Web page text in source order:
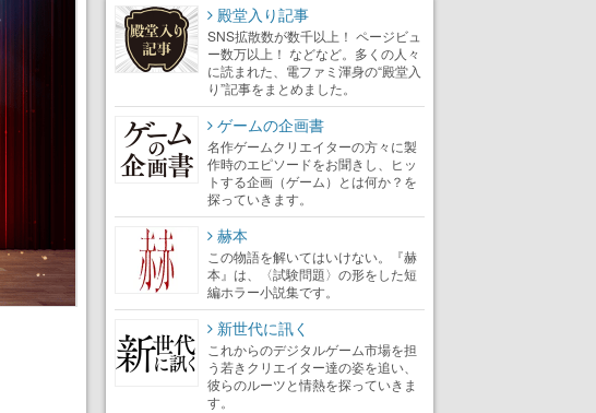
殿堂入り記事
SNS拡散数が数千以上！ ページビュ
ー数万以上！ などなど。多くの人々
に読まれた、電ファミ渾身の“殿堂入
り”記事をまとめました。
ゲームの企画書
名作ゲームクリエイターの方々に製
作時のエピソードをお聞きし、ヒッ
トする企画（ゲーム）とは何か？を
探っていきます。
赫本
この物語を解いてはいけない。『赫
本』は、〈試験問題〉の形をした短
編ホラー小説集です。
新世代に訊く
これからのデジタルゲーム市場を担
う若きクリエイター達の姿を追い、
彼らのルーツと情熱を探っていきま
す。